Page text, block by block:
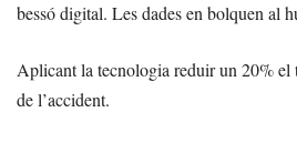
bessó digital. Les dades en bolquen al
Aplicant la tecnologia reduir un 20% el
de l’accident.